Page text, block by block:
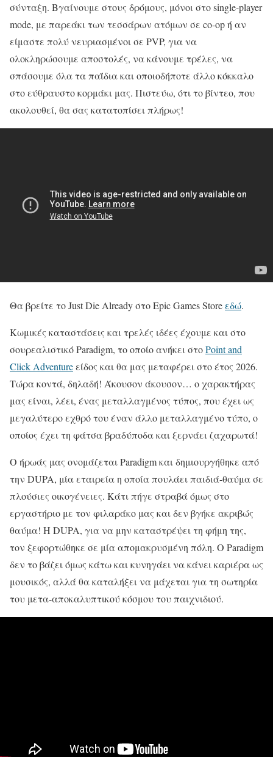
σύνταξη. Βγαίνουμε στους δρόμους, μόνοι στο single-player
mode, με παρεάκι των τεσσάρων ατόμων σε co-op ή αν
είμαστε πολύ νευριασμένοι σε PVP, για να
ολοκληρώσουμε αποστολές, να κάνουμε τρέλες, να
σπάσουμε όλα τα παΐδια και οποιοδήποτε άλλο κόκκαλο
στο εύθραυστο κορμάκι μας. Πιστεύω, ότι το βίντεο, που
ακολουθεί, θα σας κατατοπίσει πλήρως!
Θα βρείτε το Just Die Already στο Epic Games Storeεδώ.
Κωμικές καταστάσεις και τρελές ιδέες έχουμε και στο
σουρεαλιστικό Paradigm, το οποίο ανήκει στοPoint and
Click Adventureείδος και θα μας μεταφέρει στο έτος 2026.
Τώρα κοντά, δηλαδή! Άκουσον άκουσον… ο χαρακτήρας
μας είναι, λέει, ένας μεταλλαγμένος τύπος, που έχει ως
μεγαλύτερο εχθρό του έναν άλλο μεταλλαγμένο τύπο, ο
οποίος έχει τη φάτσα βραδύποδα και ξερνάει ζαχαρωτά!
Ο ήρωάς μας ονομάζεται Paradigm και δημιουργήθηκε από
την DUPA, μία εταιρεία η οποία πουλάει παιδιά-θαύμα σε
πλούσιες οικογένειες. Κάτι πήγε στραβά όμως στο
εργαστήριο με τον φιλαράκο μας και δεν βγήκε ακριβώς
θαύμα! Η DUPA, για να μην καταστρέψει τη φήμη της,
τον ξεφορτώθηκε σε μία απομακρυσμένη πόλη. Ο Paradigm
δεν το βάζει όμως κάτω και κυνηγάει να κάνει καριέρα ως
μουσικός, αλλά θα καταλήξει να μάχεται για τη σωτηρία
του μετα-αποκαλυπτικού κόσμου του παιχνιδιού.